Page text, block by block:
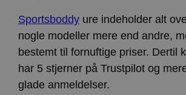
Sportsboddy ure indeholder alt
nogle modeller mere end andre,
bestemt til fornuftige priser. Dertil
har 5 stjerner på Trustpilot og
glade anmeldelser.